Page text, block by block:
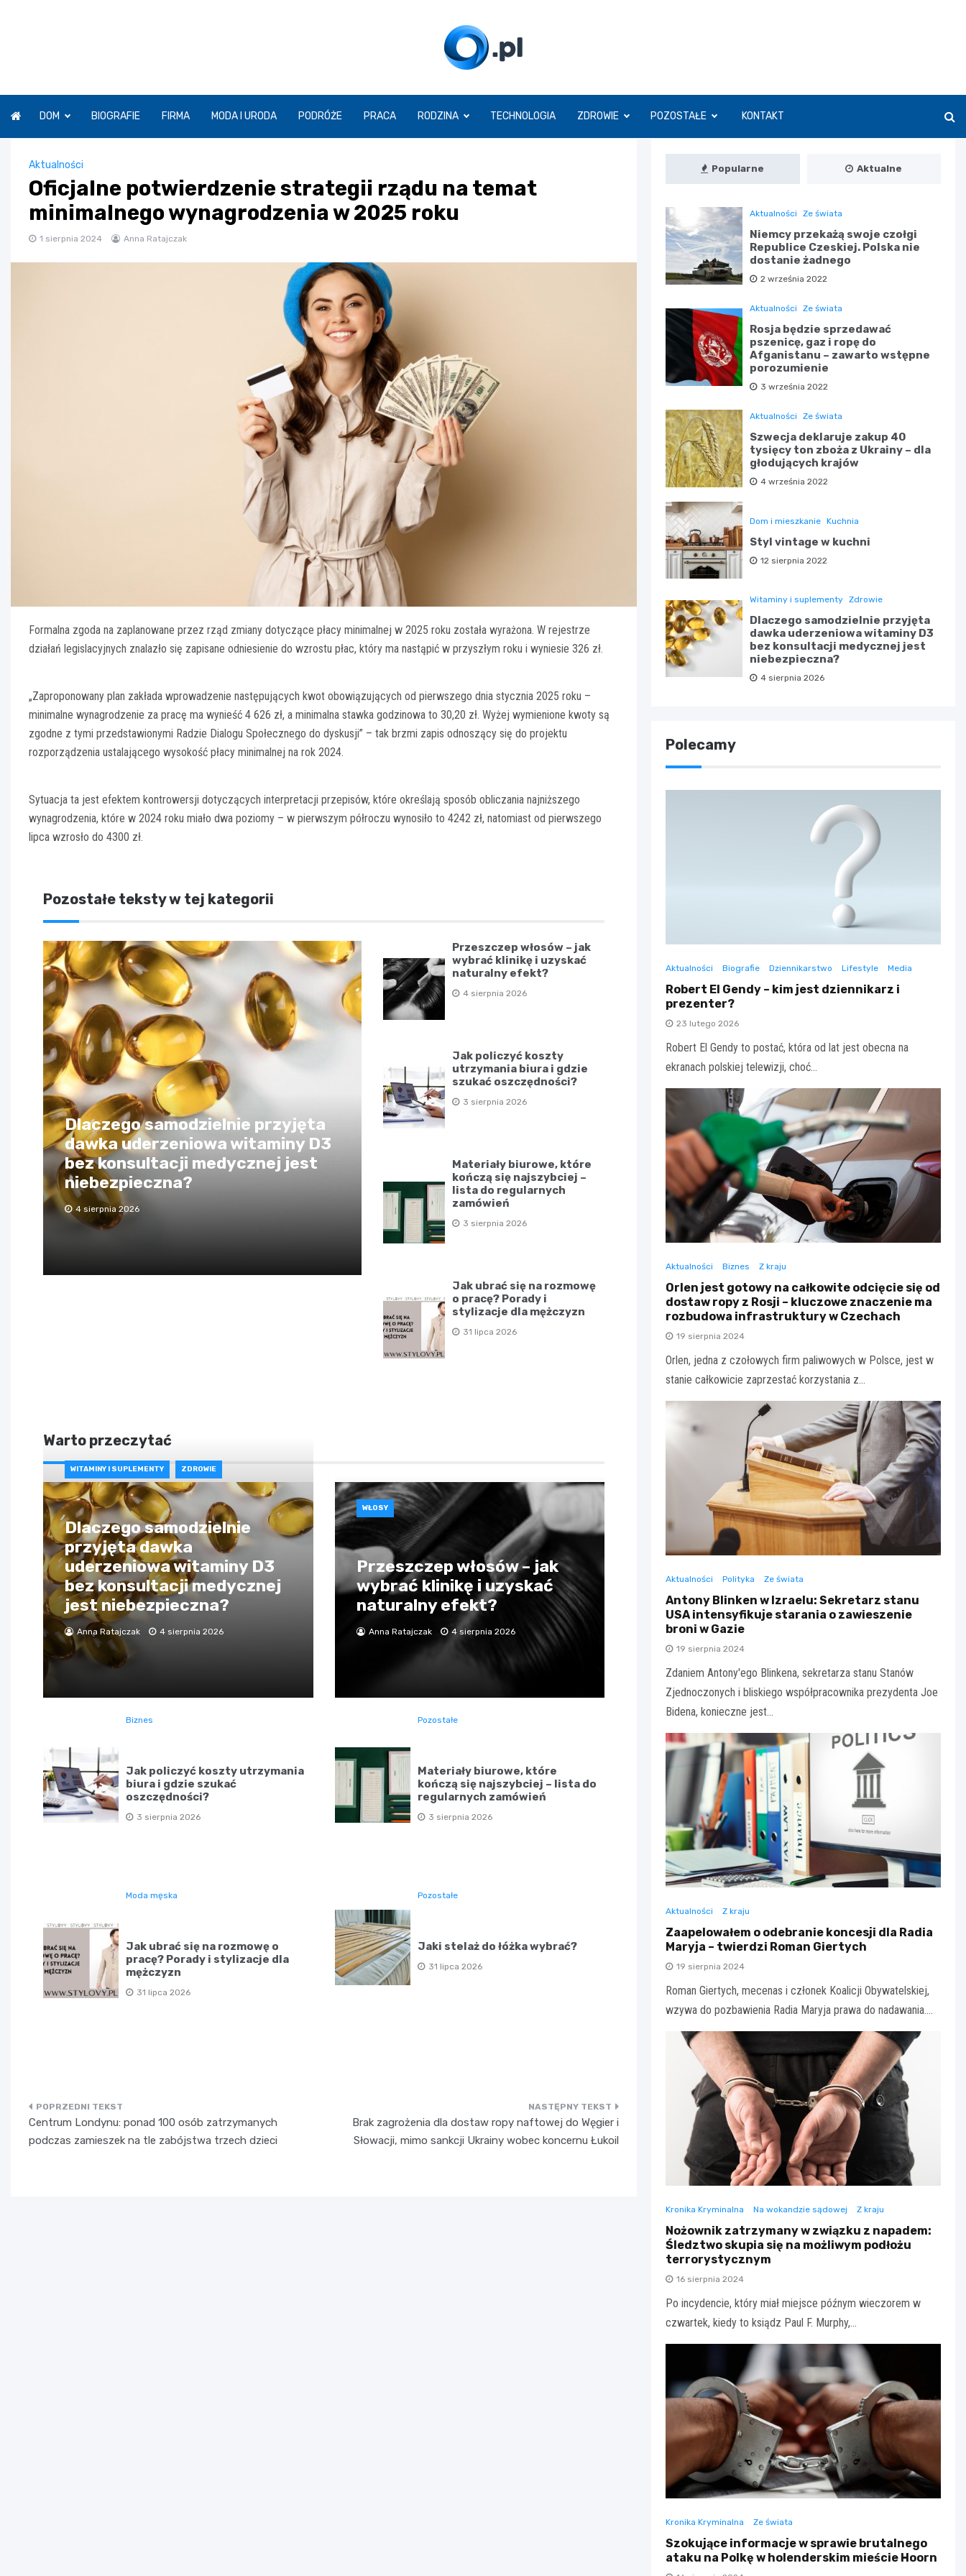
O.pl
DOM BIOGRAFIE FIRMA MODA I URODA PODRÓŻE PRACA RODZINA TECHNOLOGIA ZDROWIE POZOSTAŁE KONTAKT
Aktualności
Oficjalne potwierdzenie strategii rządu na temat
minimalnego wynagrodzenia w 2025 roku
1 sierpnia 2024 Anna Ratajczak
Formalna zgoda na zaplanowane przez rząd zmiany dotyczące płacy minimalnej w 2025 roku została wyrażona. W rejestrze
działań legislacyjnych znalazło się zapisane odniesienie do wzrostu płac, który ma nastąpić w przyszłym roku i wyniesie 326 zł.
„Zaproponowany plan zakłada wprowadzenie następujących kwot obowiązujących od pierwszego dnia stycznia 2025 roku –
minimalne wynagrodzenie za pracę ma wynieść 4 626 zł, a minimalna stawka godzinowa to 30,20 zł. Wyżej wymienione kwoty są
zgodne z tymi przedstawionymi Radzie Dialogu Społecznego do dyskusji” – tak brzmi zapis odnoszący się do projektu
rozporządzenia ustalającego wysokość płacy minimalnej na rok 2024.
Sytuacja ta jest efektem kontrowersji dotyczących interpretacji przepisów, które określają sposób obliczania najniższego
wynagrodzenia, które w 2024 roku miało dwa poziomy – w pierwszym półroczu wynosiło to 4242 zł, natomiast od pierwszego
lipca wzrosło do 4300 zł.
Pozostałe teksty w tej kategorii
Dlaczego samodzielnie przyjęta
dawka uderzeniowa witaminy D3
bez konsultacji medycznej jest
niebezpieczna?
4 sierpnia 2026
Przeszczep włosów – jak
wybrać klinikę i uzyskać
naturalny efekt?
4 sierpnia 2026
Jak policzyć koszty
utrzymania biura i gdzie
szukać oszczędności?
3 sierpnia 2026
Materiały biurowe, które
kończą się najszybciej –
lista do regularnych
zamówień
3 sierpnia 2026
Jak ubrać się na rozmowę
o pracę? Porady i
stylizacje dla mężczyzn
31 lipca 2026
Warto przeczytać
WITAMINY I SUPLEMENTY ZDROWIE
Dlaczego samodzielnie
przyjęta dawka
uderzeniowa witaminy D3
bez konsultacji medycznej
jest niebezpieczna?
Anna Ratajczak 4 sierpnia 2026
WŁOSY
Przeszczep włosów – jak
wybrać klinikę i uzyskać
naturalny efekt?
Anna Ratajczak 4 sierpnia 2026
Biznes
Jak policzyć koszty utrzymania
biura i gdzie szukać
oszczędności?
3 sierpnia 2026
Pozostałe
Materiały biurowe, które
kończą się najszybciej – lista do
regularnych zamówień
3 sierpnia 2026
Moda męska
Jak ubrać się na rozmowę o
pracę? Porady i stylizacje dla
mężczyzn
31 lipca 2026
Pozostałe
Jaki stelaż do łóżka wybrać?
31 lipca 2026
Nawigacja
wpisu
Centrum Londynu: ponad 100 osób zatrzymanych
podczas zamieszek na tle zabójstwa trzech dzieci
Brak zagrożenia dla dostaw ropy naftowej do Węgier i
Słowacji, mimo sankcji Ukrainy wobec koncernu Łukoil
Popularne Aktualne
Aktualności Ze świata
Niemcy przekażą swoje czołgi
Republice Czeskiej. Polska nie
dostanie żadnego
2 września 2022
Aktualności Ze świata
Rosja będzie sprzedawać
pszenicę, gaz i ropę do
Afganistanu – zawarto wstępne
porozumienie
3 września 2022
Aktualności Ze świata
Szwecja deklaruje zakup 40
tysięcy ton zboża z Ukrainy – dla
głodujących krajów
4 września 2022
Dom i mieszkanie Kuchnia
Styl vintage w kuchni
12 sierpnia 2022
Witaminy i suplementy Zdrowie
Dlaczego samodzielnie przyjęta
dawka uderzeniowa witaminy D3
bez konsultacji medycznej jest
niebezpieczna?
4 sierpnia 2026
Polecamy
Aktualności Biografie Dziennikarstwo Lifestyle Media
Robert El Gendy – kim jest dziennikarz i
prezenter?
23 lutego 2026
Robert El Gendy to postać, która od lat jest obecna na
ekranach polskiej telewizji, choć…
Aktualności Biznes Z kraju
Orlen jest gotowy na całkowite odcięcie się od
dostaw ropy z Rosji – kluczowe znaczenie ma
rozbudowa infrastruktury w Czechach
19 sierpnia 2024
Orlen, jedna z czołowych firm paliwowych w Polsce, jest w
stanie całkowicie zaprzestać korzystania z…
Aktualności Polityka Ze świata
Antony Blinken w Izraelu: Sekretarz stanu
USA intensyfikuje starania o zawieszenie
broni w Gazie
19 sierpnia 2024
Zdaniem Antony'ego Blinkena, sekretarza stanu Stanów
Zjednoczonych i bliskiego współpracownika prezydenta Joe
Bidena, konieczne jest…
Aktualności Z kraju
Zaapelowałem o odebranie koncesji dla Radia
Maryja – twierdzi Roman Giertych
19 sierpnia 2024
Roman Giertych, mecenas i członek Koalicji Obywatelskiej,
wzywa do pozbawienia Radia Maryja prawa do nadawania.…
Kronika Kryminalna Na wokandzie sądowej Z kraju
Nożownik zatrzymany w związku z napadem:
Śledztwo skupia się na możliwym podłożu
terrorystycznym
16 sierpnia 2024
Po incydencie, który miał miejsce późnym wieczorem w
czwartek, kiedy to ksiądz Paul F. Murphy,…
Kronika Kryminalna Ze świata
Szokujące informacje w sprawie brutalnego
ataku na Polkę w holenderskim mieście Hoorn